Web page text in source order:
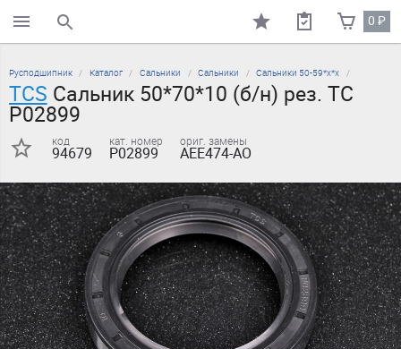
поиск по каталогу 0₽
Русподшипник Каталог Сальники Сальники Сальники 50-59*х*х
TCS Сальник 50*70*10 (б/н) рез. TC
P02899
код
94679
кат. номер
P02899
ориг. замены
AEE474-AO